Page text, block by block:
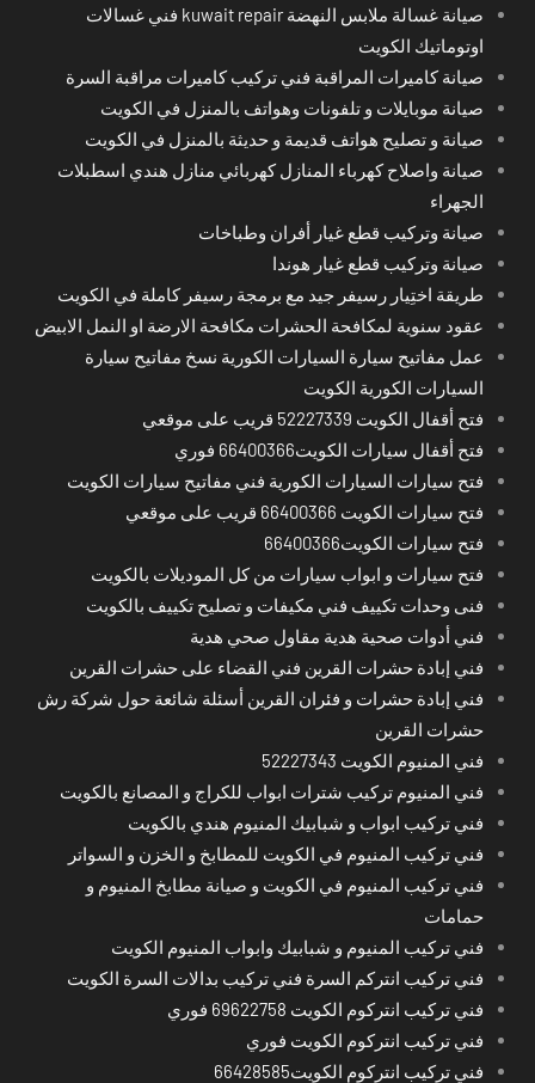
صيانة غسالة ملابس النهضة kuwait repair فني غسالات
اوتوماتيك الكويت
صيانة كاميرات المراقبة فني تركيب كاميرات مراقبة السرة
صيانة موبايلات و تلفونات وهواتف بالمنزل في الكويت
صيانة و تصليح هواتف قديمة و حديثة بالمنزل في الكويت
صيانة واصلاح كهرباء المنازل كهربائي منازل هندي اسطبلات
الجهراء
صيانة وتركيب قطع غيار أفران وطباخات
صيانة وتركيب قطع غيار هوندا
طريقة اختِيار رسيفر جيد مع برمجة رسيفر كاملة في الكويت
عقود سنوية لمكافحة الحشرات مكافحة الارضة او النمل الابيض
عمل مفاتيح سيارة السيارات الكورية نسخ مفاتيح سيارة
السيارات الكورية الكويت
فتح أقفال الكويت 52227339 قريب على موقعي
فتح أقفال سيارات الكويت66400366 فوري
فتح سيارات السيارات الكورية فني مفاتيح سيارات الكويت
فتح سيارات الكويت 66400366 قريب على موقعي
فتح سيارات الكويت66400366
فتح سيارات و ابواب سيارات من كل الموديلات بالكويت
فنى وحدات تكييف فني مكيفات و تصليح تكييف بالكويت
فني أدوات صحية هدية مقاول صحي هدية
فني إبادة حشرات القرين فني القضاء على حشرات القرين
فني إبادة حشرات و فئران القرين أسئلة شائعة حول شركة رش
حشرات القرين
فني المنيوم الكويت 52227343
فني المنيوم تركيب شترات ابواب للكراج و المصانع بالكويت
فني تركيب ابواب و شبابيك المنيوم هندي بالكويت
فني تركيب المنيوم في الكويت للمطابخ و الخزن و السواتر
فني تركيب المنيوم في الكويت و صيانة مطابخ المنيوم و
حمامات
فني تركيب المنيوم و شبابيك وابواب المنيوم الكويت
فني تركيب انتركم السرة فني تركيب بدالات السرة الكويت
فني تركيب انتركوم الكويت 69622758 فوري
فني تركيب انتركوم الكويت فوري
فني تركيب انتركوم الكويت66428585